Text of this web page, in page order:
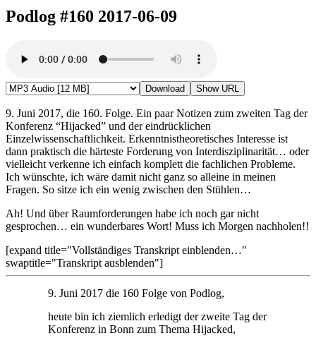
Podlog #160 2017-06-09
Download Show URL
9. Juni 2017, die 160. Folge. Ein paar Notizen zum zweiten Tag der
Konferenz “Hijacked” und der eindrücklichen
Einzelwissenschaftlichkeit. Erkenntnistheoretisches Interesse ist
dann praktisch die härteste Forderung von Interdisziplinarität… oder
vielleicht verkenne ich einfach komplett die fachlichen Probleme.
Ich wünschte, ich wäre damit nicht ganz so alleine in meinen
Fragen. So sitze ich ein wenig zwischen den Stühlen…
Ah! Und über Raumforderungen habe ich noch gar nicht
gesprochen… ein wunderbares Wort! Muss ich Morgen nachholen!!
[expand title="Vollständiges Transkript einblenden…"
swaptitle="Transkript ausblenden"]
9. Juni 2017 die 160 Folge von Podlog,
heute bin ich ziemlich erledigt der zweite Tag der
Konferenz in Bonn zum Thema Hijacked,